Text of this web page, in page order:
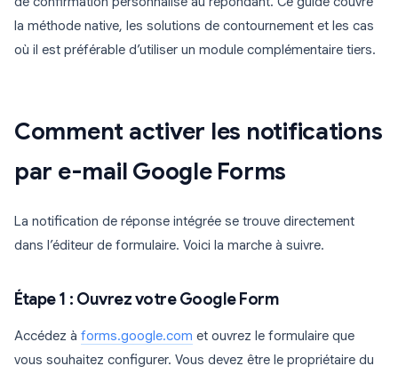
la méthode native, les solutions de contournement et les cas
où il est préférable d’utiliser un module complémentaire tiers.
Comment activer les notifications
par e-mail Google Forms
La notification de réponse intégrée se trouve directement
dans l’éditeur de formulaire. Voici la marche à suivre.
Étape 1 : Ouvrez votre Google Form
Accédez à forms.google.com et ouvrez le formulaire que
vous souhaitez configurer. Vous devez être le propriétaire du